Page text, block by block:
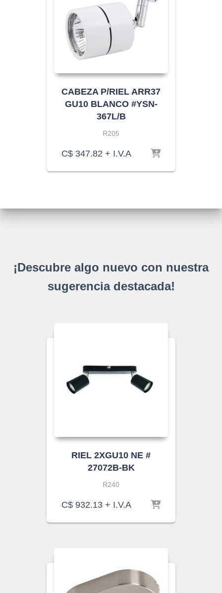
CABEZA P/RIEL ARR37
GU10 BLANCO #YSN-
367L/B
R205
C$ 347.82 + I.V.A
¡Descubre algo nuevo con nuestra
sugerencia destacada!
RIEL 2XGU10 NE #
27072B-BK
R240
C$ 932.13 + I.V.A